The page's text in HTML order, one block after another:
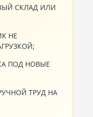
СКЛАД ИЛИ
НЕ
ПОД НОВЫЕ
ТРУД НА